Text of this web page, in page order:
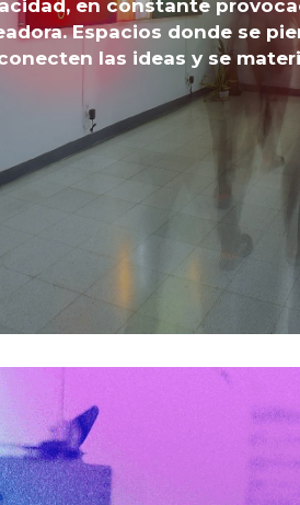
en constante
Espacios donde se
las ideas y se